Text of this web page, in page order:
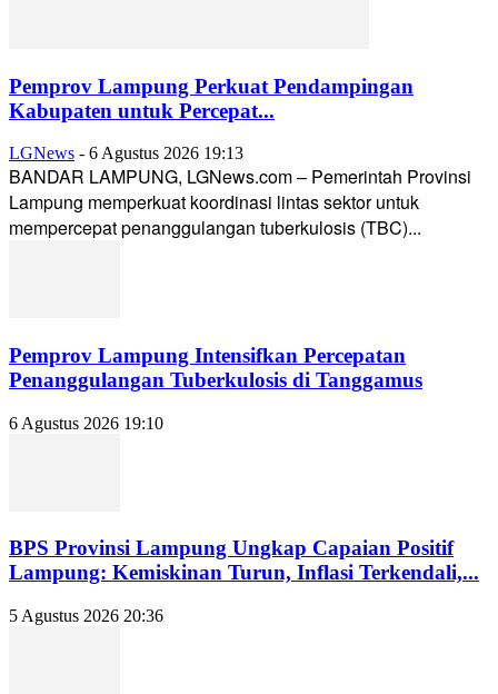
Pemprov Lampung Perkuat Pendampingan
Kabupaten untuk Percepat...
LGNews - 6 Agustus 2026 19:13
BANDAR LAMPUNG, LGNews.com – Pemerintah Provinsi
Lampung memperkuat koordinasi lintas sektor untuk
mempercepat penanggulangan tuberkulosis (TBC)...
Pemprov Lampung Intensifkan Percepatan
Penanggulangan Tuberkulosis di Tanggamus
6 Agustus 2026 19:10
BPS Provinsi Lampung Ungkap Capaian Positif
Lampung: Kemiskinan Turun, Inflasi Terkendali,...
5 Agustus 2026 20:36